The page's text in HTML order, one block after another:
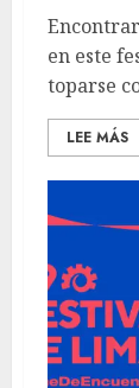
en este
toparse
LEE MÁS